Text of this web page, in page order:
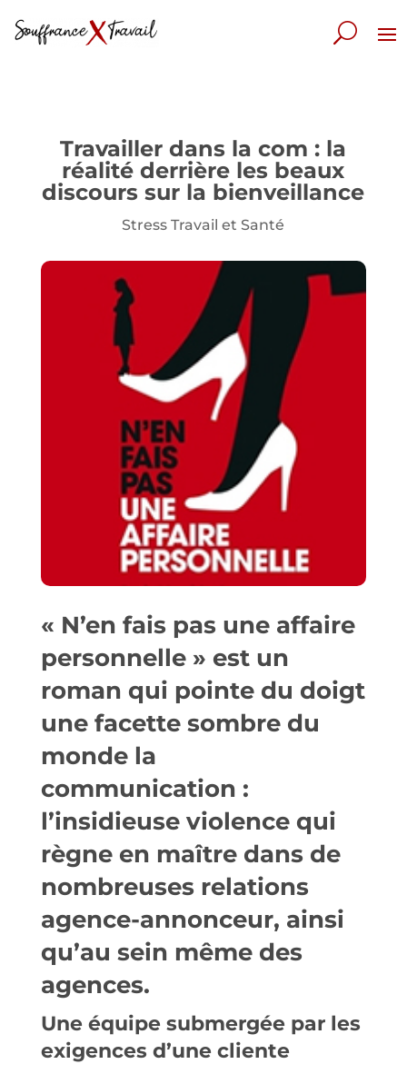
Travailler dans la com : la
réalité derrière les beaux
discours sur la bienveillance
Stress Travail et Santé
« N’en fais pas une affaire
personnelle » est un
roman qui pointe du doigt
une facette sombre du
monde la
communication :
l’insidieuse violence qui
règne en maître dans de
nombreuses relations
agence-annonceur, ainsi
qu’au sein même des
agences.
Une équipe submergée par les
exigences d’une cliente